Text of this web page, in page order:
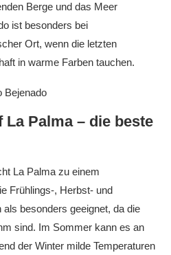
Berge und das Meer
ist besonders bei
Ort, wenn die letzten
in warme Farben tauchen.
Palma – die beste
La Palma zu einem
Frühlings-, Herbst- und
besonders geeignet, da die
sind. Im Sommer kann es an
der Winter milde Temperaturen